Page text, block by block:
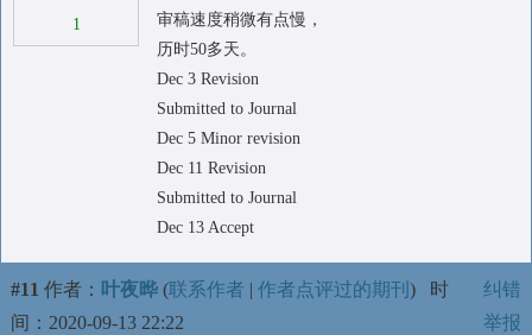
1
审稿速度稍微有点慢，
历时50多天。
Dec 3 Revision
Submitted to Journal
Dec 5 Minor revision
Dec 11 Revision
Submitted to Journal
Dec 13 Accept
#11 作者： 叶夜晔 (联系作者 | 作者点评过的期刊 ) 时
间：2020-09-13 22:22
纠错
举报